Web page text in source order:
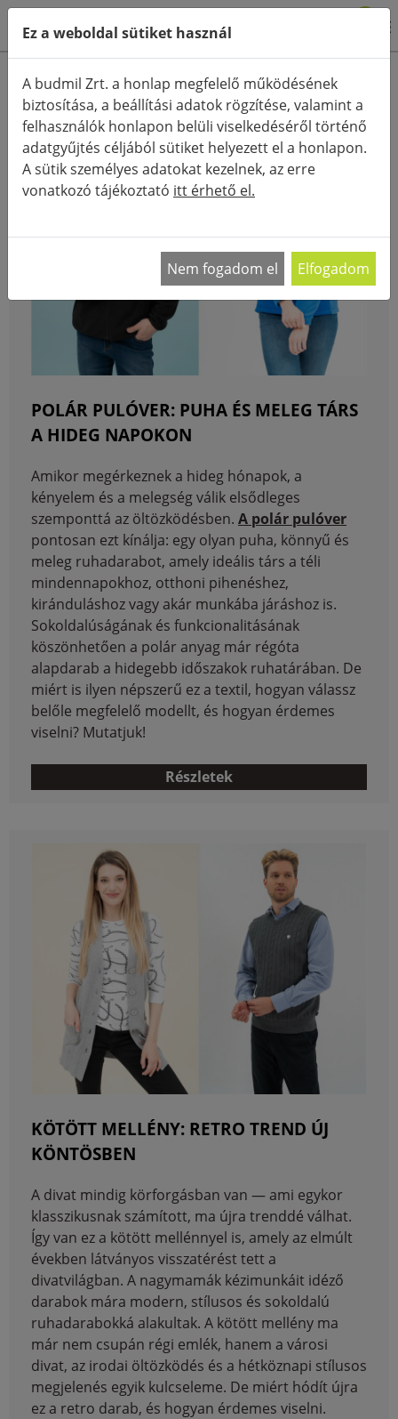
POLÁR PULÓVER: PUHA ÉS MELEG TÁRS
A HIDEG NAPOKON
Amikor megérkeznek a hideg hónapok, a
kényelem és a melegség válik elsődleges
szemponttá az öltözködésben. A polár pulóver
pontosan ezt kínálja: egy olyan puha, könnyű és
meleg ruhadarabot, amely ideális társ a téli
mindennapokhoz, otthoni pihenéshez,
kiránduláshoz vagy akár munkába járáshoz is.
Sokoldalúságának és funkcionalitásának
köszönhetően a polár anyag már régóta
alapdarab a hidegebb időszakok ruhatárában. De
miért is ilyen népszerű ez a textil, hogyan válassz
belőle megfelelő modellt, és hogyan érdemes
viselni? Mutatjuk!
Részletek
KÖTÖTT MELLÉNY: RETRO TREND ÚJ
KÖNTÖSBEN
A divat mindig körforgásban van — ami egykor
klasszikusnak számított, ma újra trenddé válhat.
Így van ez a kötött mellénnyel is, amely az elmúlt
években látványos visszatérést tett a
divatvilágban. A nagymamák kézimunkáit idéző
darabok mára modern, stílusos és sokoldalú
ruhadarabokká alakultak. A kötött mellény ma
már nem csupán régi emlék, hanem a városi
divat, az irodai öltözködés és a hétköznapi stílusos
megjelenés egyik kulcseleme. De miért hódít újra
ez a retro darab, és hogyan érdemes viselni.
Ez a weboldal sütiket használ
A budmil Zrt. a honlap megfelelő működésének
biztosítása, a beállítási adatok rögzítése, valamint a
felhasználók honlapon belüli viselkedéséről történő
adatgyűjtés céljából sütiket helyezett el a honlapon.
A sütik személyes adatokat kezelnek, az erre
vonatkozó tájékoztató itt érhető el.
Nem fogadom el Elfogadom